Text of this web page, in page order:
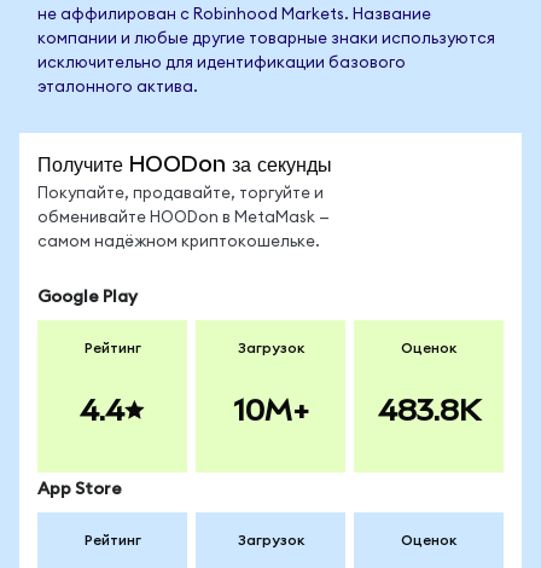
не аффилирован с Robinhood Markets. Название
компании и любые другие товарные знаки используются
исключительно для идентификации базового
эталонного актива.
Получите HOODon за секунды
Покупайте, продавайте, торгуйте и
обменивайте HOODon в MetaMask —
самом надёжном криптокошельке.
Google Play
Рейтинг
4.4
Загрузок
10M+
Оценок
483.8K
App Store
Рейтинг Загрузок Оценок